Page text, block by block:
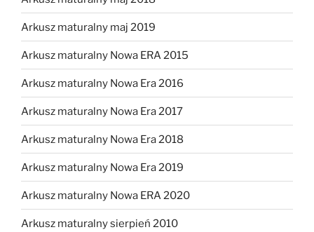
Arkusz maturalny maj 2019
Arkusz maturalny Nowa ERA 2015
Arkusz maturalny Nowa Era 2016
Arkusz maturalny Nowa Era 2017
Arkusz maturalny Nowa Era 2018
Arkusz maturalny Nowa Era 2019
Arkusz maturalny Nowa ERA 2020
Arkusz maturalny sierpień 2010